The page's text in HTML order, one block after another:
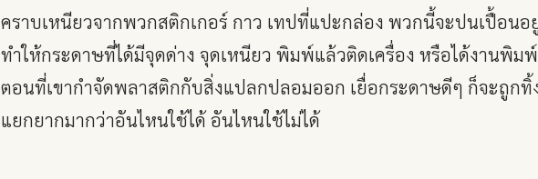
คราบเหนียวจากพวกสติกเกอร์ กาว เทปที่แปะกล่อง พวกนี้จะปนเปื้อนอ
ทำให้กระดาษที่ได้มีจุดด่าง จุดเหนียว พิมพ์แล้วติดเครื่อง หรือได้งานพิม
ตอนที่เขากำจัดพลาสติกกับสิ่งแปลกปลอมออก เยื่อกระดาษดีๆ ก็จะถูกทิ้
แยกยากมากว่าอันไหนใช้ได้ อันไหนใช้ไม่ได้